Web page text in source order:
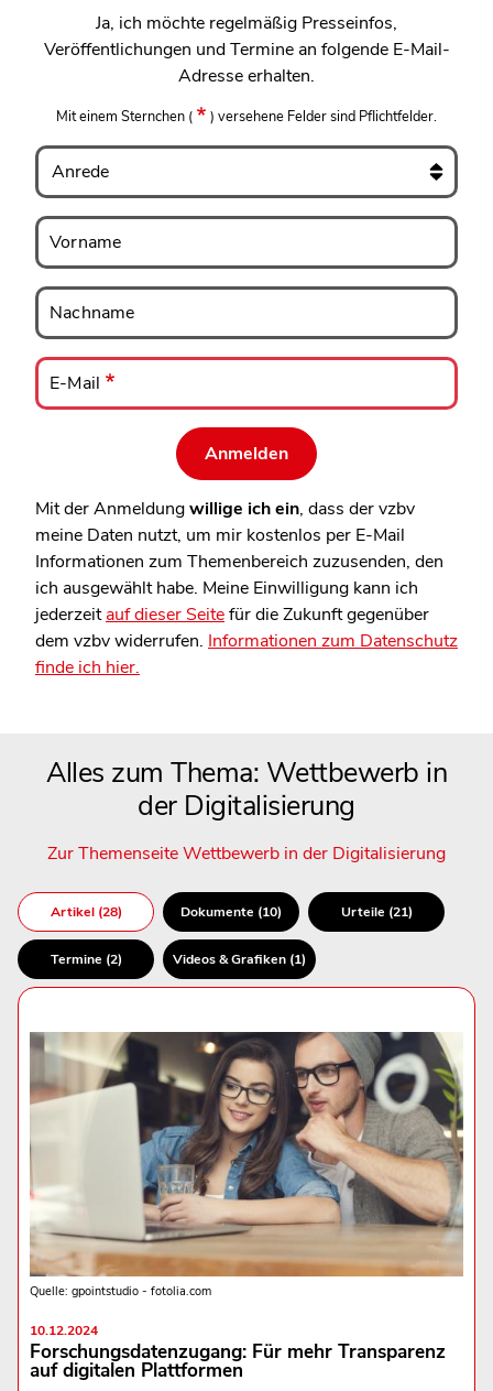
Ja, ich möchte regelmäßig Presseinfos,
Veröffentlichungen und Termine an folgende E-Mail-
Adresse erhalten.
Mit einem Sternchen ( ) versehene Felder sind Pflichtfelder.
Anrede
Vorname
Vorname
Nachname
Nachname
E-
Mail
E-Mail
Mit der Anmeldungwillige ich ein, dass der vzbv
meine Daten nutzt, um mir kostenlos per E-Mail
Informationen zum Themenbereich zuzusenden, den
ich ausgewählt habe. Meine Einwilligung kann ich
jederzeitauf dieser Seitefür die Zukunft gegenüber
dem vzbv widerrufen. Informationen zum Datenschutz
finde ich hier.
Alles zum Thema: Wettbewerb in
der Digitalisierung
Zur Themenseite Wettbewerb in der Digitalisierung
Artikel (28) Dokumente (10) Urteile (21)
Termine (2) Videos & Grafiken (1)
Quelle: gpointstudio - fotolia.com
10.12.2024
Forschungsdatenzugang: Für mehr Transparenz
auf digitalen Plattformen